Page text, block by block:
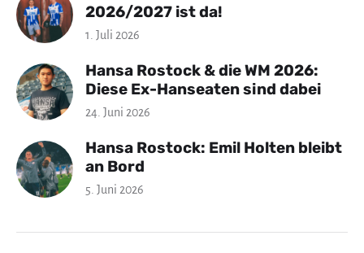
2026/2027 ist da!
1. Juli 2026
Hansa Rostock & die WM 2026:
Diese Ex-Hanseaten sind dabei
24. Juni 2026
Hansa Rostock: Emil Holten bleibt
an Bord
5. Juni 2026